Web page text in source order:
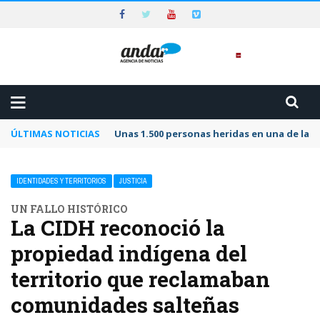
ÚLTIMAS NOTICIAS Unas 1.500 personas heridas en una de
IDENTIDADES Y TERRITORIOS JUSTICIA
UN FALLO HISTÓRICO
La CIDH reconoció la
propiedad indígena del
territorio que reclamaban
comunidades salteñas